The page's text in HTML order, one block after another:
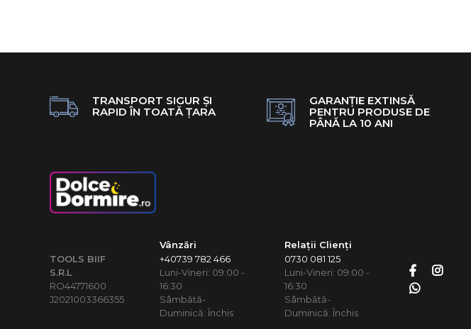
TRANSPORT SIGUR ȘI
RAPID ÎN TOATĂ ȚARA
GARANȚIE EXTINSĂ
PENTRU PRODUSE DE
PÂNĂ LA 10 ANI
TOOLS BIIF
S.R.L
RO44771600
J2021003366355
Vânzări
+40739 782 466
Luni-Vineri: 09:00 -
16:30
Sâmbătă-
Duminică: Închis
Relații Clienți
0730 081 125
Luni-Vineri: 09:00 -
16:30
Sâmbătă-
Duminică: Închis